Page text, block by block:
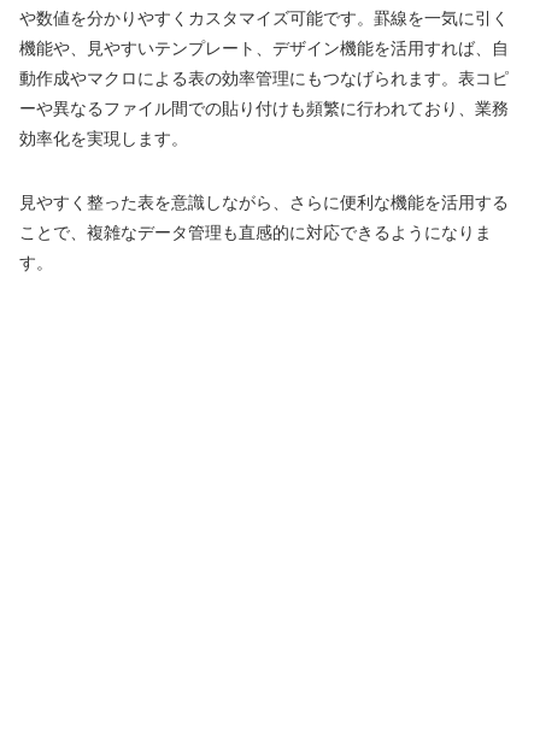
や数値を分かりやすくカスタマイズ可能です。罫線を一気に引く
機能や、見やすいテンプレート、デザイン機能を活用すれば、自
動作成やマクロによる表の効率管理にもつなげられます。表コピ
ーや異なるファイル間での貼り付けも頻繁に行われており、業務
効率化を実現します。
見やすく整った表を意識しながら、さらに便利な機能を活用する
ことで、複雑なデータ管理も直感的に対応できるようになりま
す。